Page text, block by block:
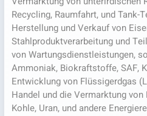
Recycling, Raumfahrt, und Tank-
Herstellung und Verkauf von
Stahlproduktverarbeitung und
von Wartungsdienstleistungen,
Ammoniak, Biokraftstoffe, SAF,
Entwicklung von Flüssigerdgas
Handel und die Vermarktung von
Kohle, Uran, und andere